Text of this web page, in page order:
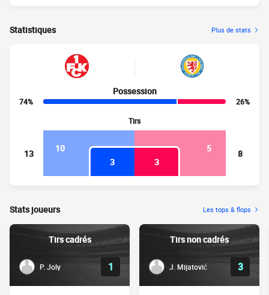
Statistiques Plus de stats
Possession
74%
26%
Tirs
13 10
5
3
3
8
Stats joueurs Les tops & flops
Tirs cadrés
P. Joly 1
Tirs non cadrés
J. Mijatović 3